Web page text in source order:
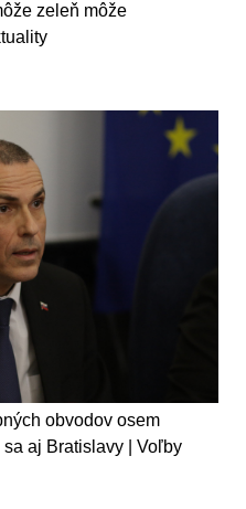
zeleň môže
obvodov osem
aj Bratislavy | Voľby